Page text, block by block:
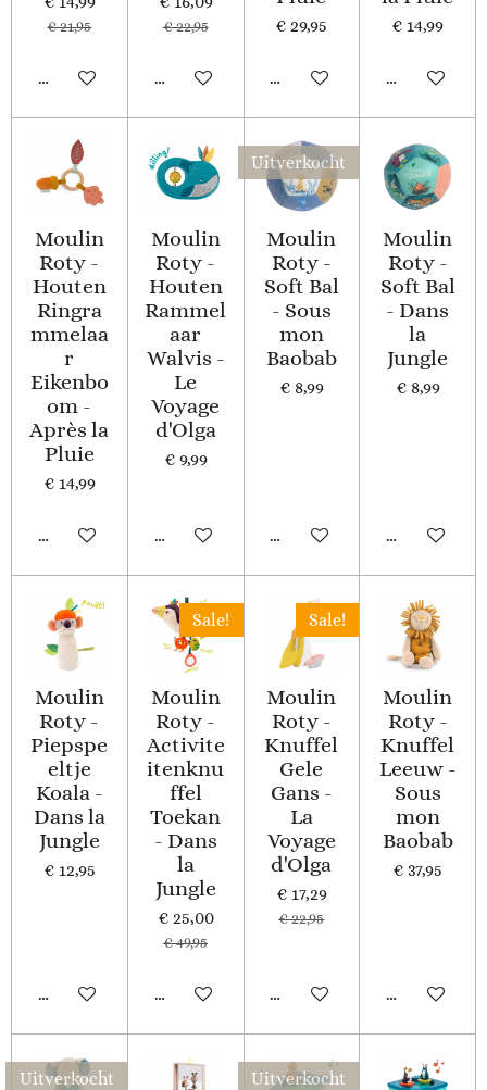
€ 21,95
In winkelwagen
€ 22,95
In winkelwagen
€ 29,95
In winkelwagen
€ 14,99
In
Moulin
Roty -
Houten
Ringra
mmelaa
r
Eikenbo
om -
Après la
Pluie
€ 14,99
In winkelwagen
Moulin
Roty -
Houten
Rammel
aar
Walvis -
Le
Voyage
d'Olga
€ 9,99
In winkelwagen
Uitverkocht
Moulin
Roty -
Soft Bal
- Sous
mon
Baobab
€ 8,99
Houd mij op de hoogte
Moulin
Roty -
Soft Bal
- Dans
la
Jungle
€ 8,99
In
Moulin
Roty -
Piepspe
eltje
Koala -
Dans la
Jungle
€ 12,95
In winkelwagen
Sale!
Moulin
Roty -
Activite
itenknu
ffel
Toekan
- Dans
la
Jungle
€ 25,00
€ 49,95
In winkelwagen
Sale!
Moulin
Roty -
Knuffel
Gele
Gans -
La
Voyage
d'Olga
€ 17,29
€ 22,95
In winkelwagen
Moulin
Roty -
Knuffel
Leeuw -
Sous
mon
Baobab
€ 37,95
In
Uitverkocht Uitverkocht